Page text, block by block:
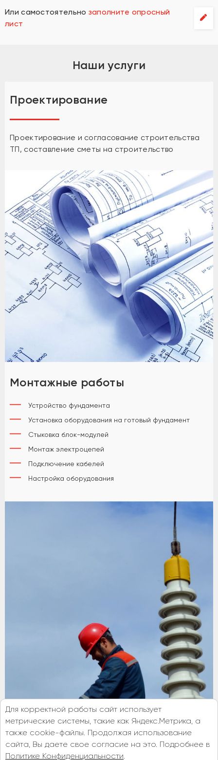
Или самостоятельно заполните опросный
лист
Наши услуги
Проектирование
Проектирование и согласование строительства
ТП, составление сметы на строительство
Монтажные работы
Устройство фундамента
Установка оборудования на готовый фундамент
Стыковка блок-модулей
Монтаж электроцепей
Подключение кабелей
Настройка оборудования
Для корректной работы сайт использует
метрические системы, такие как Яндекс.Метрика, а
также cookie-файлы. Продолжая использование
сайта, Вы даете свое согласие на это. Подробнее в
Политике Конфиденциальности.